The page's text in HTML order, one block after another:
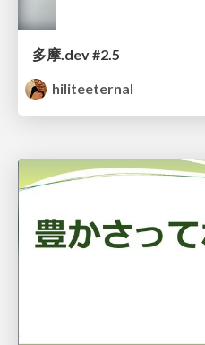
多摩.dev #2.5
hiliteeternal